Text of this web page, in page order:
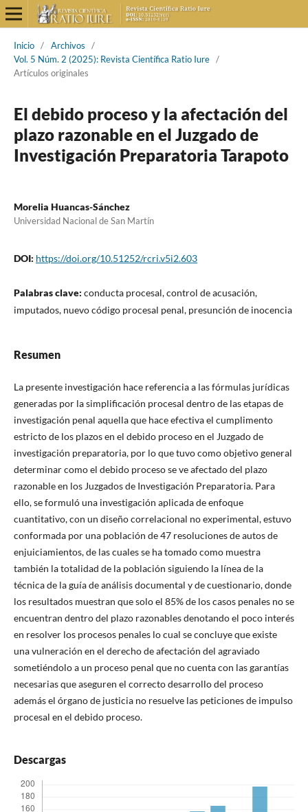
Inicio / Archivos
/
Vol. 5 Núm. 2 (2025): Revista Científica Ratio Iure /
Artículos originales
El debido proceso y la afectación del
plazo razonable en el Juzgado de
Investigación Preparatoria Tarapoto
Morelia Huancas-Sánchez
Universidad Nacional de San Martín
DOI: https://doi.org/10.51252/rcri.v5i2.603
Palabras clave: conducta procesal, control de acusación,
imputados, nuevo código procesal penal, presunción de inocencia
Resumen
La presente investigación hace referencia a las fórmulas jurídicas
generadas por la simplificación procesal dentro de las etapas de
investigación penal aquella que hace efectiva el cumplimento
estricto de los plazos en el debido proceso en el Juzgado de
investigación preparatoria, por lo que tuvo como objetivo general
determinar como el debido proceso se ve afectado del plazo
razonable en los Juzgados de Investigación Preparatoria. Para
ello, se formuló una investigación aplicada de enfoque
cuantitativo, con un diseño correlacional no experimental, estuvo
conformada por una población de 47 resoluciones de autos de
enjuiciamientos, de las cuales se ha tomado como muestra
también la totalidad de la población siguiendo la línea de la
técnica de la guía de análisis documental y de cuestionario, donde
los resultados muestran que solo el 85% de los casos penales no se
encuentran dentro del plazo razonables denotando el poco interés
en resolver los procesos penales lo cual se concluye que existe
una vulneración en el derecho de afectación del agraviado
sometiéndolo a un proceso penal que no cuenta con las garantías
necesarias que aseguren el correcto desarrollo del proceso
además el órgano de justicia no resuelve las peticiones de impulso
procesal en el debido proceso.
Descargas